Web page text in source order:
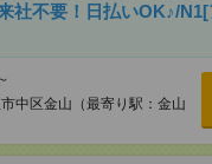
社不要！日払いOK♪/N1[
中区金山（最寄り駅：金山